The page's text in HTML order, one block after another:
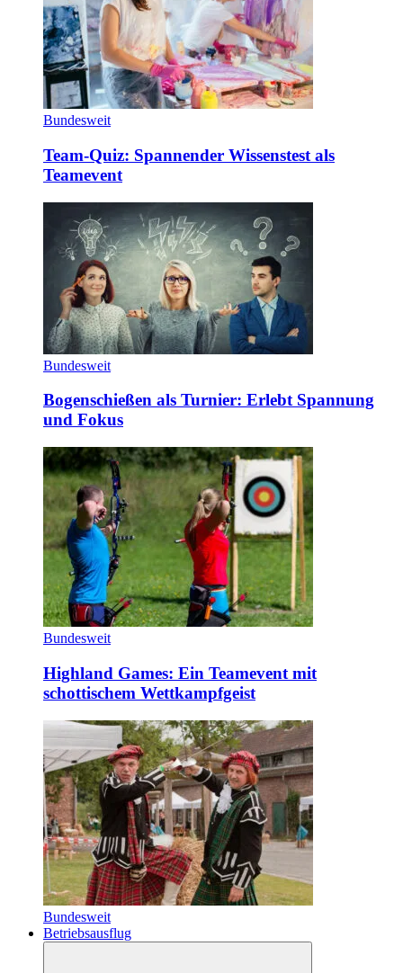
Bundesweit
Team-Quiz: Spannender Wissenstest als
Teamevent
Bundesweit
Bogenschießen als Turnier: Erlebt Spannung
und Fokus
Bundesweit
Highland Games: Ein Teamevent mit
schottischem Wettkampfgeist
Bundesweit
Betriebsausflug